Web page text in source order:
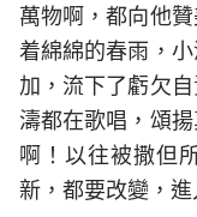
萬物啊，都向他
着綿綿的春雨，
加，流下了虧欠
濤都在歌唱，頌
啊！以往被撒但
新，都要改變，